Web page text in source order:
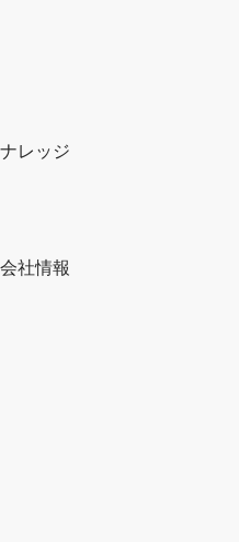
ナレッジ
会社情報